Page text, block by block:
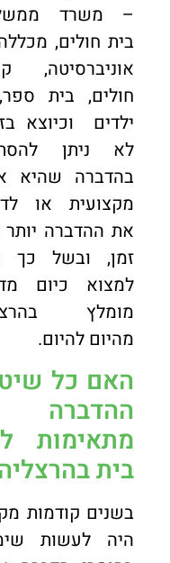
– משרד
בית חולים, מכללה
אוניברסיטה,
חולים, בית ספר,
ילדים וכיוצא
לא ניתן
בהדברה שהיא
מקצועית או
את ההדברה יותר
זמן, ובשל כך
למצוא כיום
מומלץ
מהיום להיום.
האם כל
ההדברה
מתאימות
בית בהרצליה?
בשנים קודמות
היה לעשות